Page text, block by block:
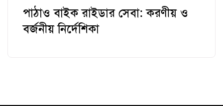
পাঠাও বাইক রাইডার সেবা: করণীয় ও
বর্জনীয় নির্দেশিকা